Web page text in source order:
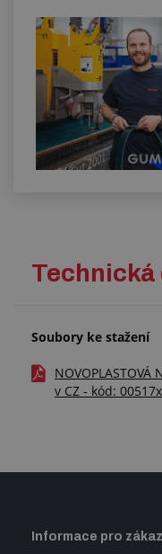
Soubory ke stažení
NOVOPLASTOVÁ
v CZ - kód:
Informace pro